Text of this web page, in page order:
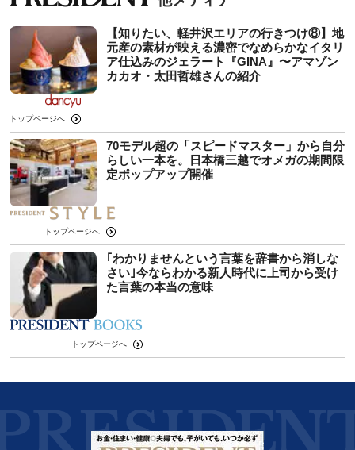
【知りたい、軽井沢エリアの行きつけ⑧】地
元産の素材が映える濃密でなめらかなイタリ
ア仕込みのジェラート『GINA』〜アマゾン
カカオ・太田哲雄さんの紹介
トップページへ
70モデル超の「スピードマスター」から自分
らしい一本を。日本橋三越でオメガの期間限
定ポップアップ開催
トップページへ
｢わかりませんという言葉を辞書から消しな
さい｣今ならわかる新人時代に上司から受け
た言葉の本当の意味
トップページへ